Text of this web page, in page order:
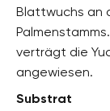
Blattwuchs an
verträgt die
angewiesen.
Substrat